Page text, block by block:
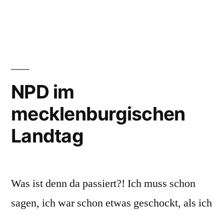
Rauchverbot“
NPD im
mecklenburgischen
Landtag
Was ist denn da passiert?! Ich muss schon
sagen, ich war schon etwas geschockt, als ich